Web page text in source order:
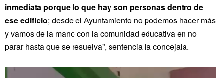
inmediata porque lo que hay son personas dentro de
ese edificio; desde el Ayuntamiento no podemos hacer más
y vamos de la mano con la comunidad educativa en no
parar hasta que se resuelva”, sentencia la concejala.